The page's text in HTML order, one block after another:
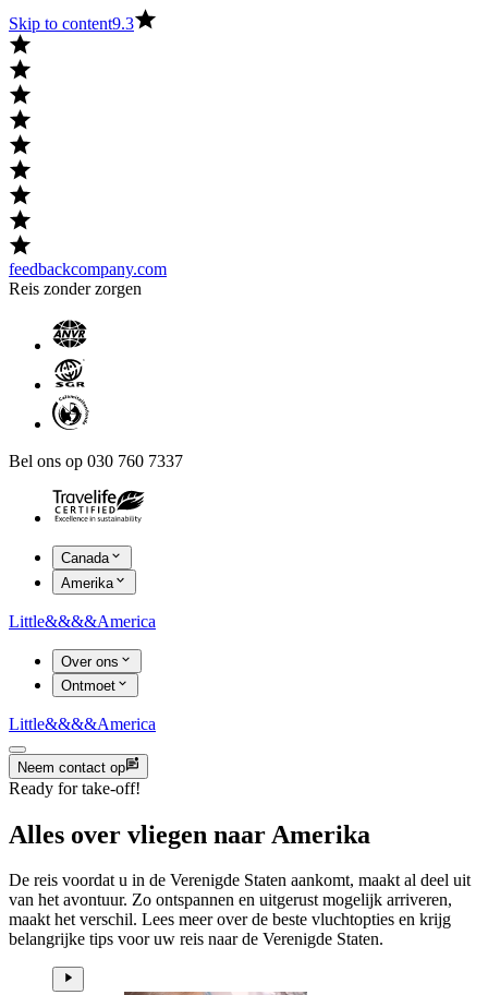
Skip to content9.3
feedbackcompany.com
Reis zonder zorgen
Bel ons op 030 760 7337
Canada
Amerika
Little&&&&America
Over ons
Ontmoet
Little&&&&America
Neem contact op
Ready for take-off!
Alles over vliegen naar Amerika
De reis voordat u in de Verenigde Staten aankomt, maakt al deel uit
van het avontuur. Zo ontspannen en uitgerust mogelijk arriveren,
maakt het verschil. Lees meer over de beste vluchtopties en krijg
belangrijke tips voor uw reis naar de Verenigde Staten.